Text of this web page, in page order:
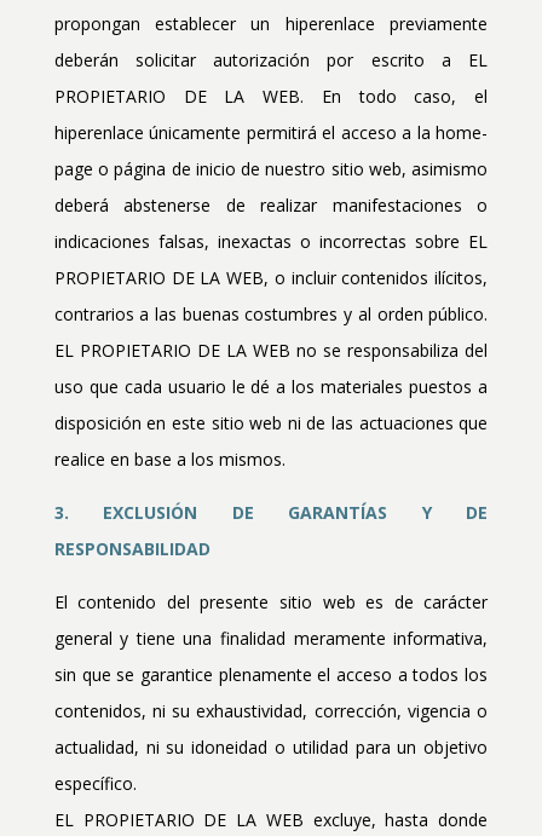
propongan establecer un hiperenlace previamente
deberán solicitar autorización por escrito a EL
PROPIETARIO DE LA WEB. En todo caso, el
hiperenlace únicamente permitirá el acceso a la home-
page o página de inicio de nuestro sitio web, asimismo
deberá abstenerse de realizar manifestaciones o
indicaciones falsas, inexactas o incorrectas sobre EL
PROPIETARIO DE LA WEB, o incluir contenidos ilícitos,
contrarios a las buenas costumbres y al orden público.
EL PROPIETARIO DE LA WEB no se responsabiliza del
uso que cada usuario le dé a los materiales puestos a
disposición en este sitio web ni de las actuaciones que
realice en base a los mismos.
3. EXCLUSIÓN DE GARANTÍAS Y DE
RESPONSABILIDAD
El contenido del presente sitio web es de carácter
general y tiene una finalidad meramente informativa,
sin que se garantice plenamente el acceso a todos los
contenidos, ni su exhaustividad, corrección, vigencia o
actualidad, ni su idoneidad o utilidad para un objetivo
específico.
EL PROPIETARIO DE LA WEB excluye, hasta donde